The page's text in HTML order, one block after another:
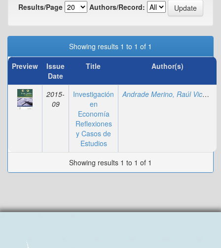
Results/Page
Authors/Record:
Showing results 1 to 1 of 1
Preview
Issue
Date
Title Author(s)
2015-
09
Investigación
en
Economía
Reflexiones
y Casos de
Estudios
Andrade Merino, Raúl Vicente
Showing results 1 to 1 of 1